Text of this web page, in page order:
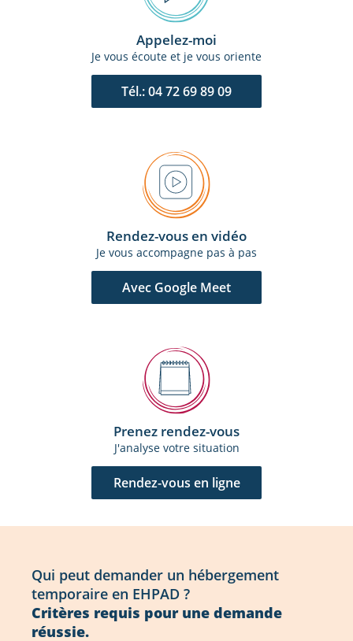
Appelez-moi
Je vous écoute et je vous oriente
Tél.: 04 72 69 89 09
Prenez rendez-vous
J'analyse votre situation
Rendez-vous en ligne
Rendez-vous en vidéo
Je vous accompagne pas à pas
Avec Google Meet
Qui peut demander un hébergement
temporaire en EHPAD ?
Critères requis pour une demande
réussie.